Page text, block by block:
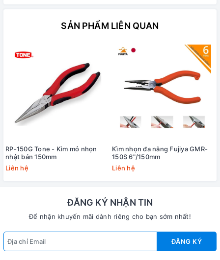
SẢN PHẨM LIÊN QUAN
RP-150G Tone - Kìm mỏ nhọn
nhật bản 150mm
Liên hệ
Kìm nhọn đa năng Fujiya GMR-
150S 6"/150mm
Liên hệ
ĐĂNG KÝ NHẬN TIN
Để nhận khuyến mãi dành riêng cho bạn sớm nhất!
ĐĂNG KÝ